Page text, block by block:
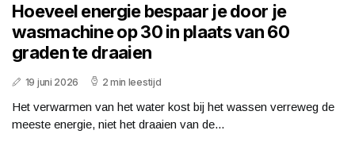
Hoeveel energie bespaar je door je
wasmachine op 30 in plaats van 60
graden te draaien
19 juni 2026 2 min leestijd
Het verwarmen van het water kost bij het wassen verreweg de
meeste energie, niet het draaien van de...